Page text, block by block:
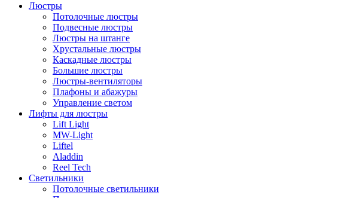
Люстры
Потолочные люстры
Подвесные люстры
Люстры на штанге
Хрустальные люстры
Каскадные люстры
Большие люстры
Люстры-вентиляторы
Плафоны и абажуры
Управление светом
Лифты для люстры
Lift Light
MW-Light
Liftel
Aladdin
Reel Tech
Светильники
Потолочные светильники